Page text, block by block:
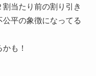
当たり前の割り引き
平の象徴になってる
も！